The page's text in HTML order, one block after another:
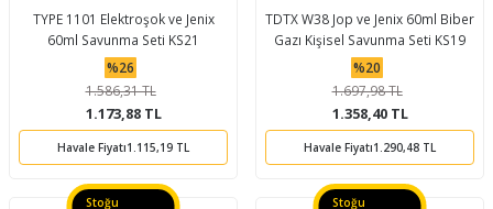
TYPE 1101 Elektroşok ve Jenix
60ml Savunma Seti KS21
%26
1.586,31 TL
1.173,88 TL
Havale Fiyatı1.115,19 TL
TDTX W38 Jop ve Jenix 60ml Biber
Gazı Kişisel Savunma Seti KS19
%20
1.697,98 TL
1.358,40 TL
Havale Fiyatı1.290,48 TL
Stoğu
Stoğu